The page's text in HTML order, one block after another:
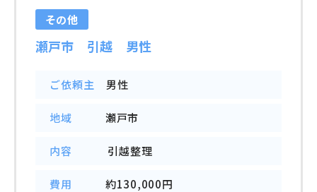
その他
瀬戸市 引越 男性
ご依頼主 男性
地域 瀬戸市
内容 引越整理
費用 約130,000円